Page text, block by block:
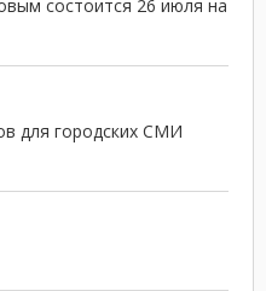
состоится 26 июля на
для городских СМИ